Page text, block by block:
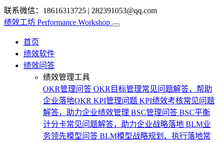
联系微信：18616313725 | 282391053@qq.com
绩效工坊 Performance Workshop
首页
绩效软件
绩效问答
绩效管理工具
OKR管理问答 OKR目标管理常见问题解答，帮助
企业落地OKR KPI管理问题 KPI绩效考核常见问题
解答，助力企业绩效管理 BSC管理问答 BSC平衡
计分卡常见问题解答，助力企业战略落地 BLM业
务领先模型问答 BLM模型战略规划、执行落地常